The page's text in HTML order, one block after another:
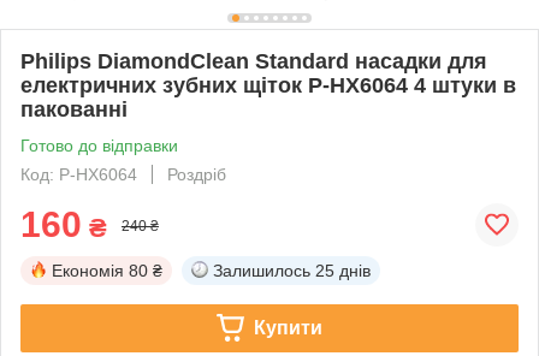
Philips DiamondClean Standard насадки для
електричних зубних щіток P-HX6064 4 штуки в
пакованні
Готово до відправки
Код: P-HX6064
Роздріб
160 ₴ 240 ₴
Економія 80 ₴ Залишилось 25 днів
Купити